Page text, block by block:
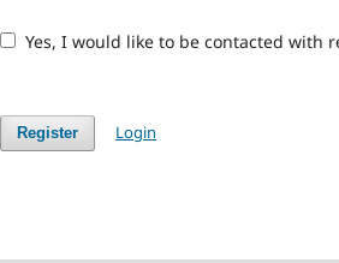
Yes, I would like to be contacted with
Register Login